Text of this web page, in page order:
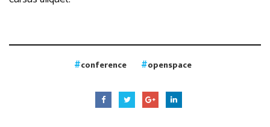
conference openspace